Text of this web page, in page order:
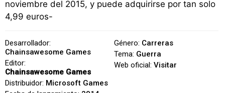
noviembre del 2015, y puede adquirirse por tan solo
4,99 euros-
Desarrollador:
Chainsawesome Games
Editor:
Chainsawesome Games
Distribuidor: Microsoft Games
Género: Carreras
Tema: Guerra
Web oficial: Visitar